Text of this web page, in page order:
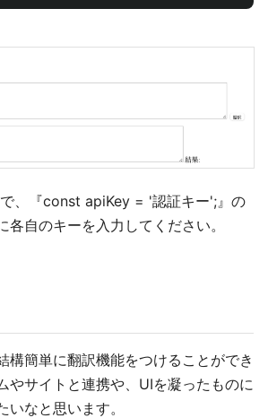
、『const apiKey = '認証キー';』の
各自のキーを入力してください。
構簡単に翻訳機能をつけることができ
やサイトと連携や、UIを凝ったものに
なと思います。